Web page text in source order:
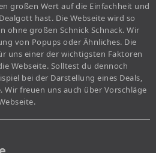
großen Wert auf die Einfachheit und
hast. Die Webseite wird so
ohne großen Schnick Schnack. Wir
von Popups oder Ähnliches. Die
uns einer der wichtigsten Faktoren
Webseite. Solltest du dennoch
bei der Darstellung eines Deals,
freuen uns auch über Vorschläge